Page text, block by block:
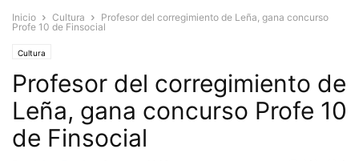
Inicio Cultura
Profesor del corregimiento de Leña, gana concurso
Profe 10 de Finsocial
Cultura
Profesor del corregimiento de
Leña, gana concurso Profe 10
de Finsocial